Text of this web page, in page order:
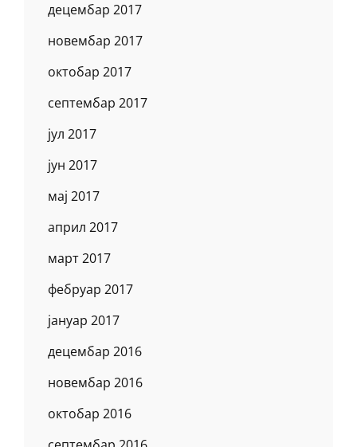
децембар 2017
новембар 2017
октобар 2017
септембар 2017
јул 2017
јун 2017
мај 2017
април 2017
март 2017
фебруар 2017
јануар 2017
децембар 2016
новембар 2016
октобар 2016